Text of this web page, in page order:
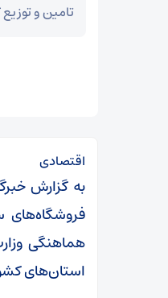
تامین و
اقتصادی
به گزارش
فروشگاه‌های
استان‌های